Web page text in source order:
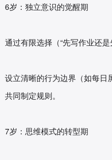
6岁：独立意识的觉醒期‌
通过有限选择（“先写作业还是
设立清晰的行为边界（如每日
共同制定规则‌。
7岁：思维模式的转型期‌